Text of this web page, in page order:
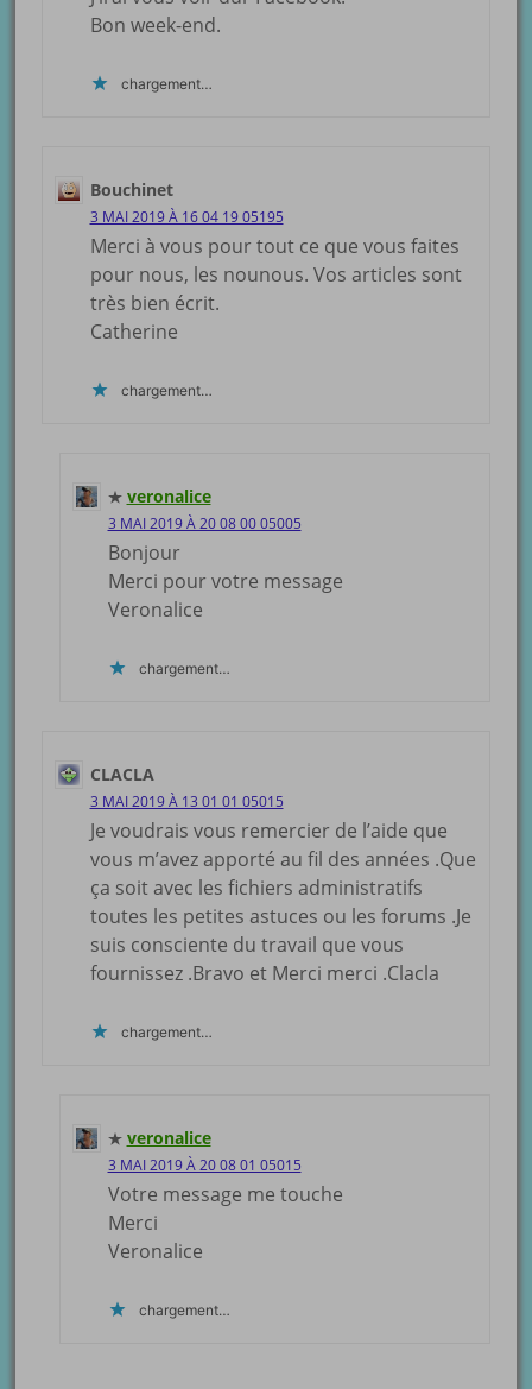
Bon week-end.
chargement…
Bouchinet
3 MAI 2019 À 16 04 19 05195
Merci à vous pour tout ce que vous faites
pour nous, les nounous. Vos articles sont
très bien écrit.
Catherine
chargement…
veronalice
3 MAI 2019 À 20 08 00 05005
Bonjour
Merci pour votre message
Veronalice
chargement…
CLACLA
3 MAI 2019 À 13 01 01 05015
Je voudrais vous remercier de l’aide que
vous m’avez apporté au fil des années .Que
ça soit avec les fichiers administratifs
toutes les petites astuces ou les forums .Je
suis consciente du travail que vous
fournissez .Bravo et Merci merci .Clacla
chargement…
veronalice
3 MAI 2019 À 20 08 01 05015
Votre message me touche
Merci
Veronalice
chargement…